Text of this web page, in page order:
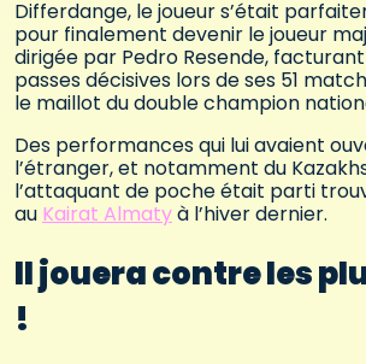
Differdange, le joueur s’était
pour finalement devenir le joueur
dirigée par Pedro Resende,
passes décisives lors de ses 51
le maillot du double champion
Des performances qui lui avaient
l’étranger, et notamment du
l’attaquant de poche était parti
au Kairat Almatyà l’hiver dernier.
Il jouera contre les
!